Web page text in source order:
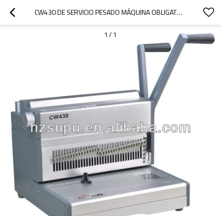
CW430 DE SERVICIO PESADO MÁQUINA OBLIGATORIA DE ALAMBRE
1 / 1